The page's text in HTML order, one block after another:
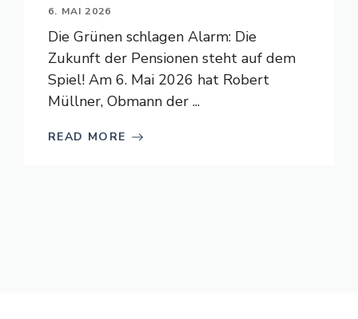
6. MAI 2026
Die Grünen schlagen Alarm: Die
Zukunft der Pensionen steht auf dem
Spiel! Am 6. Mai 2026 hat Robert
Müllner, Obmann der ...
READ MORE